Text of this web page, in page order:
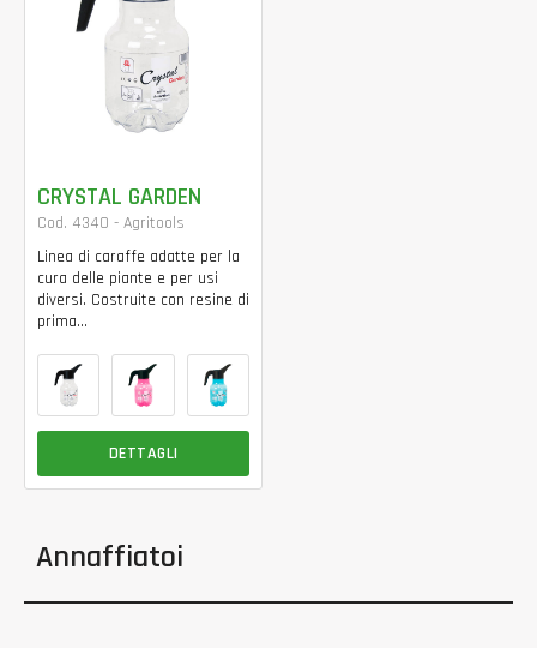
CRYSTAL GARDEN
Cod. 4340 - Agritools
Linea di caraffe adatte per la
cura delle piante e per usi
diversi. Costruite con resine di
prima...
DETTAGLI
Annaffiatoi